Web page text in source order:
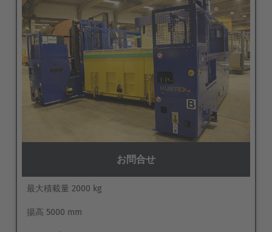
Deutschland
Deutsch
España
Español
Français
English
お問合せ
最大積載量 2000 kg
揚高 5000 mm